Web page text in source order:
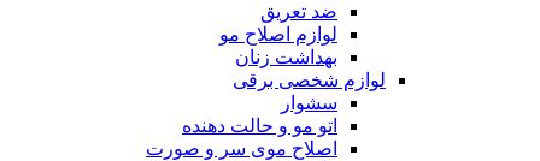
ضد تعریق
لوازم اصلاح مو
بهداشت زنان
لوازم شخصی برقی
سشوار
اتو مو و حالت دهنده
اصلاح موی سر و صورت